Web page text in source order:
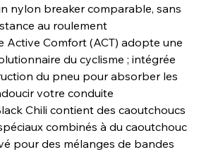
nylon breaker comparable, sans
au roulement
Active Comfort (ACT) adopte une
du cyclisme ; intégrée
du pneu pour absorber les
votre conduite
Chili contient des caoutchoucs
combinés à du caoutchouc
pour des mélanges de bandes